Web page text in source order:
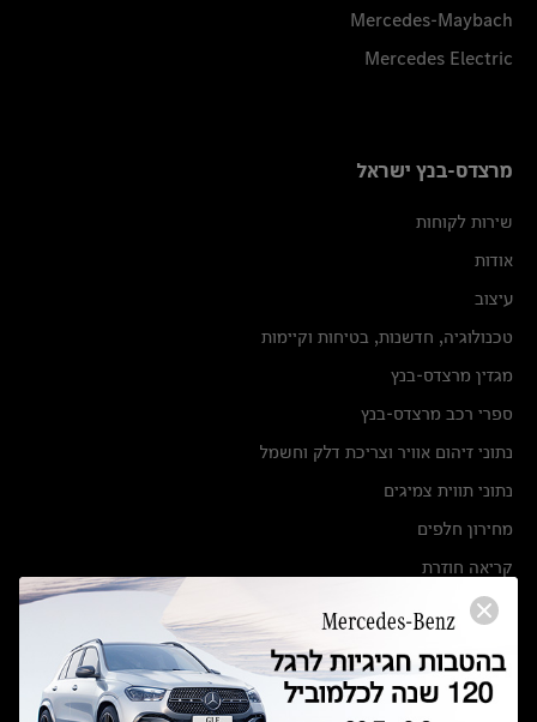
Mercedes-Maybach
Mercedes Electric
מרצדס-בנץ ישראל
שירות לקוחות
אודות
עיצוב
טכנולוגיה, חדשנות, בטיחות וקיימות
מגזין מרצדס-בנץ
ספרי רכב מרצדס-בנץ
נתוני זיהום אוויר וצריכת דלק וחשמל
נתוני תווית צמיגים
מחירון חלפים
קריאה חוזרת
הודעה על הטבות לרכבי מרצדס בהסדר פשרה בתצ 56447-02-19
תקנון ימי מכירות 120 לכלמוביל